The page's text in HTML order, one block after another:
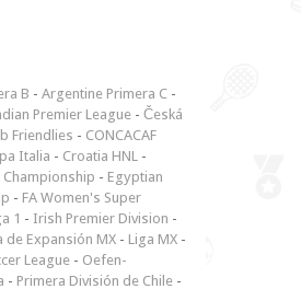
B - Argentine Primera C -
Premier League - Česká
Friendlies - CONCACAF
Italia - Croatia HNL -
Championship - Egyptian
- FA Women's Super
1 - Irish Premier Division -
de Expansión MX - Liga MX -
League - Oefen-
- Primera División de Chile -